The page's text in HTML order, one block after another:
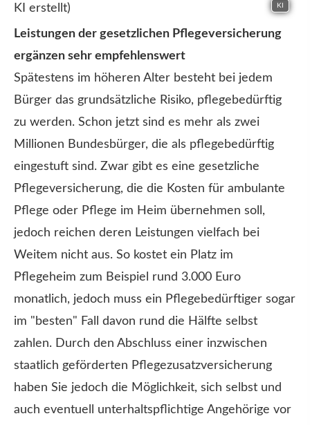
KI
Leistungen der gesetzlichen Pflege­ver­si­che­rung
ergänzen sehr empfehlenswert
Spätestens im höheren Alter besteht bei jedem
Bürger das grundsätzliche Risiko, pflegebedürftig
zu werden. Schon jetzt sind es mehr als zwei
Millionen Bundesbürger, die als pflegebedürftig
eingestuft sind. Zwar gibt es eine gesetzliche
Pflege­ver­si­che­rung, die die Kosten für ambulante
Pflege oder Pflege im Heim übernehmen soll,
jedoch reichen deren Leistungen vielfach bei
Weitem nicht aus. So kostet ein Platz im
Pflegeheim zum Beispiel rund 3.000 Euro
monatlich, jedoch muss ein Pflegebedürftiger sogar
im "besten" Fall davon rund die Hälfte selbst
zahlen. Durch den Abschluss einer inzwischen
staatlich geförderten Pflegezusatzversicherung
haben Sie jedoch die Möglichkeit, sich selbst und
auch eventuell unterhaltspflichtige Angehörige vor